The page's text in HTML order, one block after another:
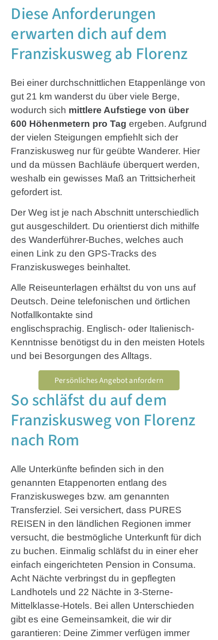
Diese Anforderungen
erwarten dich auf dem
Franziskusweg ab Florenz
Bei einer durchschnittlichen Etappenlänge von
gut 21 km wanderst du über viele Berge,
wodurch sich mittlere Aufstiege von über
600 Höhenmetern pro Tag ergeben. Aufgrund
der vielen Steigungen empfiehlt sich der
Franziskusweg nur für geübte Wanderer. Hier
und da müssen Bachläufe überquert werden,
weshalb ein gewisses Maß an Trittsicherheit
gefordert ist.
Der Weg ist je nach Abschnitt unterschiedlich
gut ausgeschildert. Du orientierst dich mithilfe
des Wanderführer-Buches, welches auch
einen Link zu den GPS-Tracks des
Franziskusweges beinhaltet.
Alle Reiseunterlagen erhältst du von uns auf
Deutsch. Deine telefonischen und örtlichen
Notfallkontakte sind
englischsprachig. Englisch- oder Italienisch-
Kenntnisse benötigst du in den meisten Hotels
und bei Besorgungen des Alltags.
Persönliches Angebot anfordern
So schläfst du auf dem
Franziskusweg von Florenz
nach Rom
Alle Unterkünfte befinden sich in den
genannten Etappenorten entlang des
Franziskusweges bzw. am genannten
Transferziel. Sei versichert, dass PURES
REISEN in den ländlichen Regionen immer
versucht, die bestmögliche Unterkunft für dich
zu buchen. Einmalig schläfst du in einer eher
einfach eingerichteten Pension in Consuma.
Acht Nächte verbringst du in gepflegten
Landhotels und 22 Nächte in 3-Sterne-
Mittelklasse-Hotels. Bei allen Unterschieden
gibt es eine Gemeinsamkeit, die wir dir
garantieren: Deine Zimmer verfügen immer